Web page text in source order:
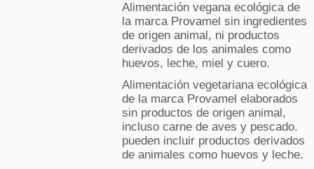
Alimentación vegana ecológica de
la marca Provamel sin ingredientes
de origen animal, ni productos
derivados de los animales como
huevos, leche, miel y cuero.
Alimentación vegetariana ecológica
de la marca Provamel elaborados
sin productos de origen animal,
incluso carne de aves y pescado.
pueden incluir productos derivados
de animales como huevos y leche.